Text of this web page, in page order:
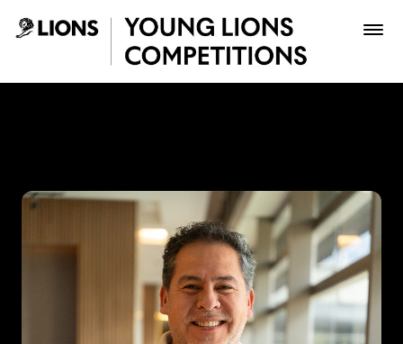
Saltar al contenido principal
Inscribir
Boletería